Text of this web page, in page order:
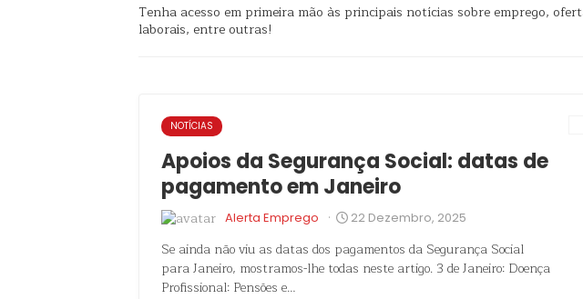
Tenha acesso em primeira mão às principais notícias sobre emprego,
laborais, entre outras!
NOTÍCIAS
Apoios da Segurança Social: datas de
pagamento em Janeiro
Alerta Emprego · 22 Dezembro, 2025
Se ainda não viu as datas dos pagamentos da Segurança Social
para Janeiro, mostramos-lhe todas neste artigo. 3 de Janeiro: Doença
Profissional: Pensões e…